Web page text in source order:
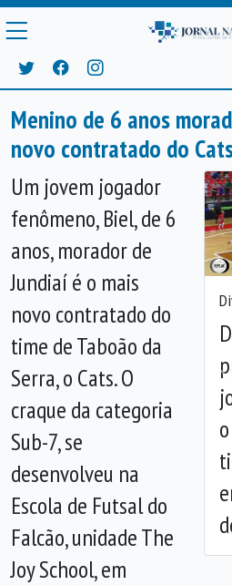
Menino de 6 anos
novo contratado do
Um jovem jogador
fenômeno, Biel, de 6
anos, morador de
Jundiaí é o mais
novo contratado do
time de Taboão da
Serra, o Cats. O
craque da categoria
Sub-7, se
desenvolveu na
Escola de Futsal do
Falcão, unidade The
Joy School, em